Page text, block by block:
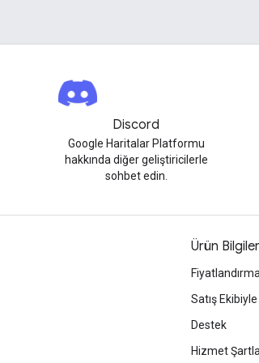
Discord
Google Haritalar Platformu
hakkında diğer geliştiricilerle
sohbet edin.
Ürün
Satış
Destek
Hizmet